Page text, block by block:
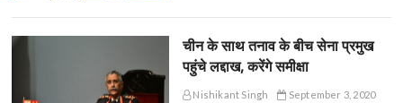
चीन के साथ तनाव के बीच सेना प्रमुख
पहुंचे लद्दाख, करेंगे समीक्षा
Nishikant Singh
September 3, 2020